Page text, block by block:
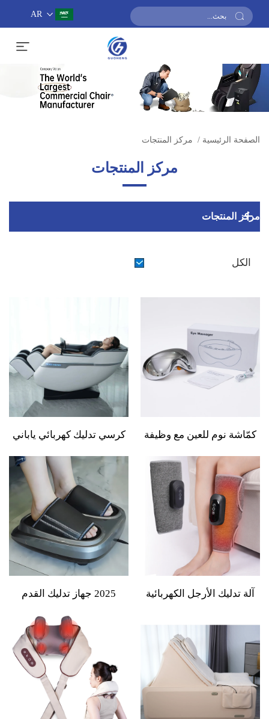
AR
احصل على عرض أسعار
الصفحة الرئيسية / مركز المنتجات
مركز المنتجات
مركز المنتجات
الكل
كمّاشة نوم للعين مع وظيفة
بالعين بخاصية التسخين
والتبريد، من Healthpal، إنتاج
OEM وODM، كمّاشة
كهربائية ذكية للعين باهتزاز
كرسي تدليك كهربائي ياباني
فاخر لل Hands، كرسي
تدليك كهربائي كامل الجسم
بأشعة تحت الحمراء عالية
الجودة للرجال
آلة تدليك الأرجل الكهربائية
بالضغط وتدليك العضلات
اللاسلكي وتحسين الدورة
الدموية
2025 جهاز تدليك القدم
تشيجيانغ، بالجملة، مع خاصية
الاهتزاز وتحفيز التصريف
الليمفاوي